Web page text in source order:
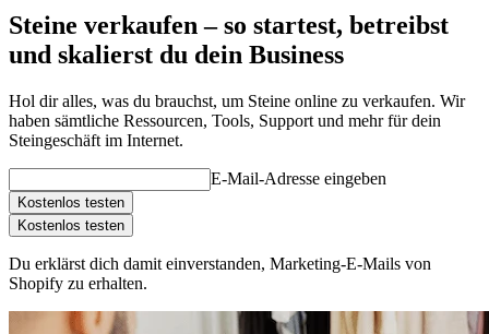
Steine verkaufen – so startest, betreibst
und skalierst du dein Business
Hol dir alles, was du brauchst, um Steine online zu verkaufen. Wir
haben sämtliche Ressourcen, Tools, Support und mehr für dein
Steingeschäft im Internet.
E-Mail-Adresse eingeben
Kostenlos testen
Kostenlos testen
Du erklärst dich damit einverstanden, Marketing-E-Mails von
Shopify zu erhalten.